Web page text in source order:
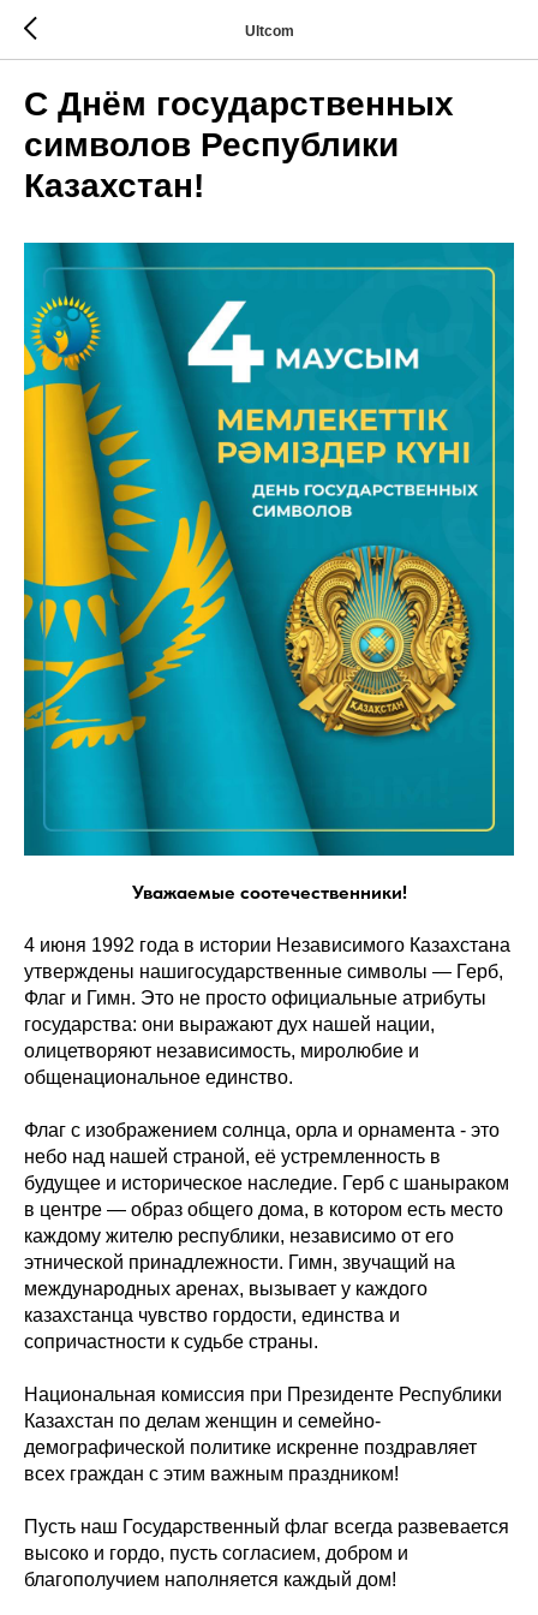
Ultcom
С Днём государственных
символов Республики
Казахстан!
Уважаемые соотечественники!
4 июня 1992 года в истории Независимого Казахстана
утверждены нашигосударственные символы — Герб,
Флаг и Гимн. Это не просто официальные атрибуты
государства: они выражают дух нашей нации,
олицетворяют независимость, миролюбие и
общенациональное единство.
Флаг с изображением солнца, орла и орнамента - это
небо над нашей страной, её устремленность в
будущее и историческое наследие. Герб с шаныраком
в центре — образ общего дома, в котором есть место
каждому жителю республики, независимо от его
этнической принадлежности. Гимн, звучащий на
международных аренах, вызывает у каждого
казахстанца чувство гордости, единства и
сопричастности к судьбе страны.
Национальная комиссия при Президенте Республики
Казахстан по делам женщин и семейно-
демографической политике искренне поздравляет
всех граждан с этим важным праздником!
Пусть наш Государственный флаг всегда развевается
высоко и гордо, пусть согласием, добром и
благополучием наполняется каждый дом!